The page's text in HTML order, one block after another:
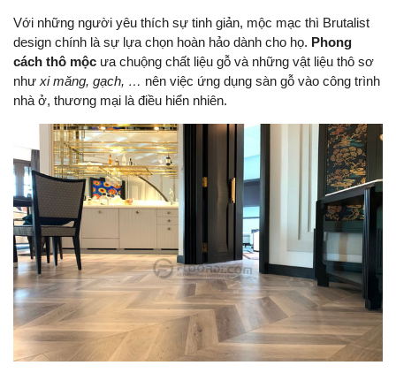
Với những người yêu thích sự tinh giản, mộc mạc thì Brutalist
design chính là sự lựa chọn hoàn hảo dành cho họ. Phong
cách thô mộc ưa chuộng chất liệu gỗ và những vật liệu thô sơ
như xi măng, gạch, … nên việc ứng dụng sàn gỗ vào công trình
nhà ở, thương mại là điều hiển nhiên.